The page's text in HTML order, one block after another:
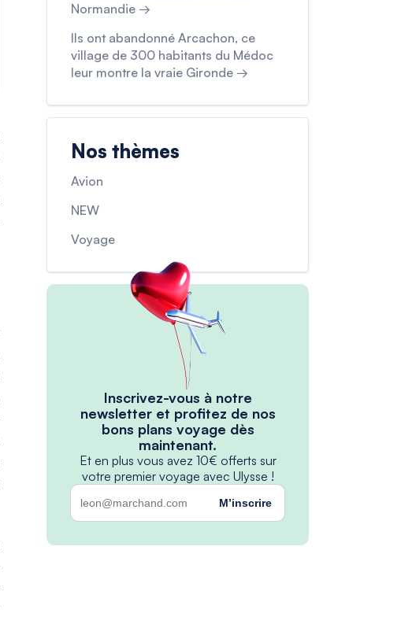
Normandie →
Ils ont abandonné Arcachon, ce
village de 300 habitants du Médoc
leur montre la vraie Gironde →
Nos thèmes
Avion
NEW
Voyage
Inscrivez-vous à notre
newsletter et profitez de nos
bons plans voyage dès
maintenant.
Et en plus vous avez 10€ offerts sur
votre premier voyage avec Ulysse !
M’inscrire